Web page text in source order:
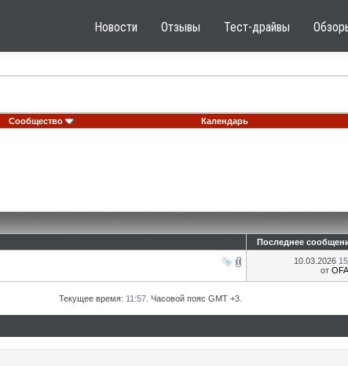
Новости Отзывы Тест-драйвы
Сообщество Календарь
Последнее
10.03.2026
от OFA
Текущее время: 11:57. Часовой пояс GMT +3.